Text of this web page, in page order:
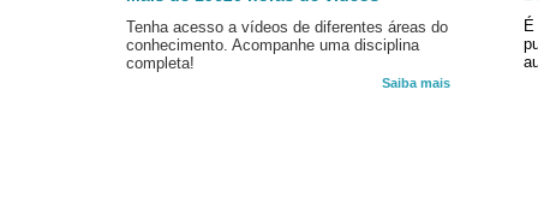
Tenha acesso a vídeos de diferentes áreas do
conhecimento. Acompanhe uma disciplina
completa!
Saiba mais